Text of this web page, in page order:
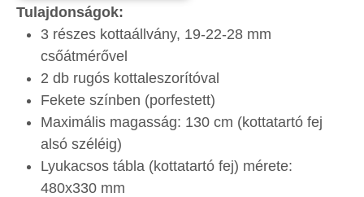
Tulajdonságok:
3 részes kottaállvány, 19-22-28 mm
csőátmérővel
2 db rugós kottaleszorítóval
Fekete színben (porfestett)
Maximális magasság: 130 cm (kottatartó fej
alsó széléig)
Lyukacsos tábla (kottatartó fej) mérete:
480x330 mm